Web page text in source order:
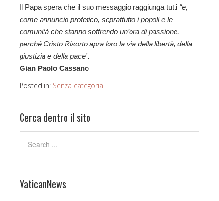
Il Papa spera che il suo messaggio raggiunga tutti “e,
come annuncio profetico, soprattutto i popoli e le
comunità che stanno soffrendo un’ora di passione,
perché Cristo Risorto apra loro la via della libertà, della
giustizia e della pace”.
Gian Paolo Cassano
Posted in: Senza categoria
Cerca dentro il sito
VaticanNews